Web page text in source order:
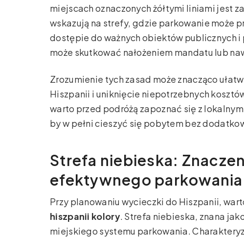
miejscach oznaczonych żółtymi liniami jest
wskazują na strefy, gdzie parkowanie może
dostępie do ważnych obiektów publicznych
może skutkować nałożeniem mandatu lub
Zrozumienie tych zasad może znacząco
Hiszpanii i uniknięcie niepotrzebnych
warto przed podróżą zapoznać się z
by w pełni cieszyć się pobytem bez
Strefa niebieska:
efektywnego parkowania
Przy planowaniu wycieczki do Hiszpanii,
hiszpanii kolory. Strefa niebieska, znana
miejskiego systemu parkowania.